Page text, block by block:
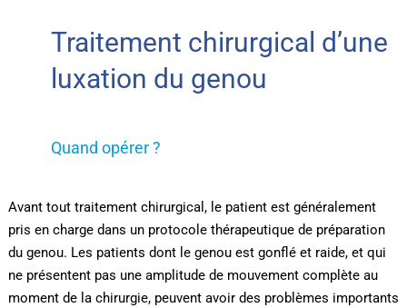
Traitement chirurgical d’une
luxation du genou
Quand opérer ?
Avant tout traitement chirurgical, le patient est généralement
pris en charge dans un protocole thérapeutique de préparation
du genou. Les patients dont le genou est gonflé et raide, et qui
ne présentent pas une amplitude de mouvement complète au
moment de la chirurgie, peuvent avoir des problèmes importants